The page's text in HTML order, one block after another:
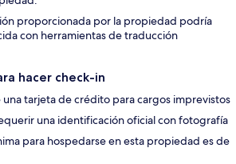
proporcionada por la propiedad podría
con herramientas de traducción
hacer check-in
tarjeta de crédito para cargos imprevistos
una identificación oficial con fotografía
para hospedarse en esta propiedad es de